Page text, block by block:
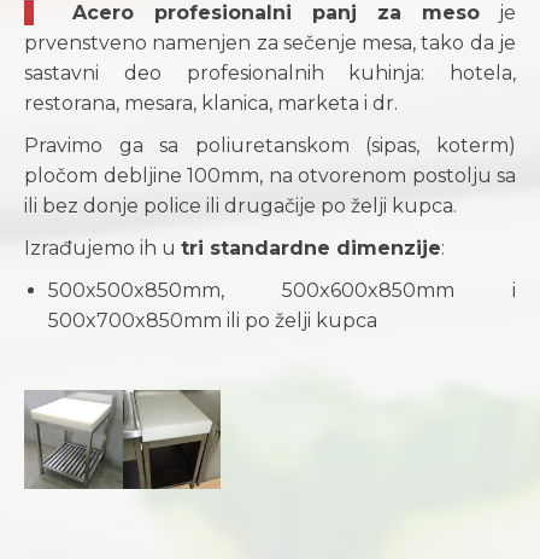
Acero profesionalni panj za meso je
prvenstveno namenjen za sečenje mesa, tako da je
sastavni deo profesionalnih kuhinja: hotela,
restorana, mesara, klanica, marketa i dr.
Pravimo ga sa poliuretanskom (sipas, koterm)
pločom debljine 100mm, na otvorenom postolju sa
ili bez donje police ili drugačije po želji kupca.
Izrađujemo ih u tri standardne dimenzije:
500x500x850mm, 500x600x850mm i
500x700x850mm ili po želji kupca